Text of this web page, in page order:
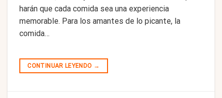
harán que cada comida sea una experiencia
memorable. Para los amantes de lo picante, la
comida…
CONTINUAR LEYENDO →